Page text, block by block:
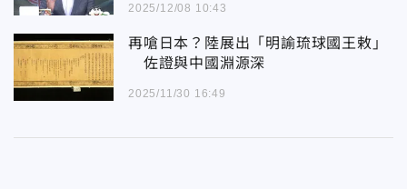
2025/12/08 10:43
再嗆日本？陸展出「明諭琉球國王敕」
佐證與中國淵源深
2025/11/30 16:49